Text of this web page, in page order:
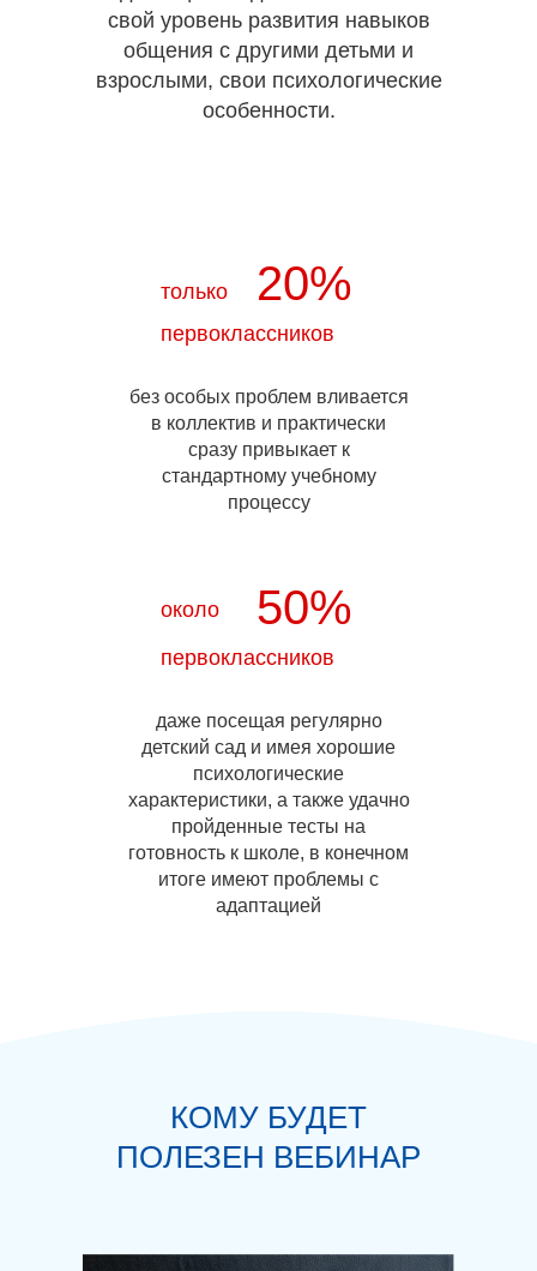
без особых проблем вливается
в коллектив и практически
сразу привыкает к
стандартному учебному
процессу
даже посещая регулярно
детский сад и имея хорошие
психологические
характеристики, а также удачно
пройденные тесты на
готовность к школе, в конечном
итоге имеют проблемы с
адаптацией
только 20%
первоклассников
около 50%
первоклассников
свой уровень развития навыков
общения с другими детьми и
взрослыми, свои психологические
особенности.
КОМУ БУДЕТ
ПОЛЕЗЕН ВЕБИНАР